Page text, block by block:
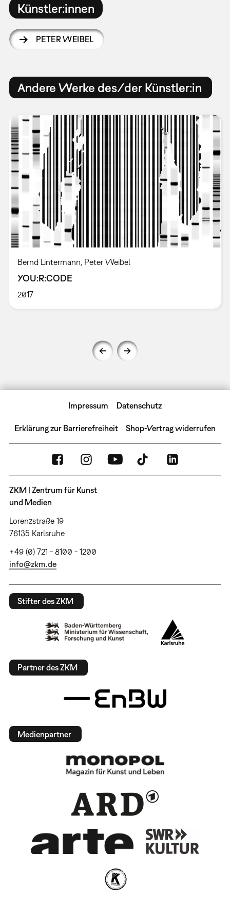
Künstler:innen
PETER WEIBEL
Andere Werke des/der Künstler:in
Bernd Lintermann, Peter Weibel
YOU:R:CODE
2017
Impressum Datenschutz
Erklärung zur Barrierefreiheit Shop-Vertrag widerrufen
ZKM | Zentrum für Kunst
und Medien
Lorenzstraße 19
76135 Karlsruhe
+49 (0) 721 - 8100 - 1200
info@zkm.de
Stifter des ZKM
Partner des ZKM
Medienpartner